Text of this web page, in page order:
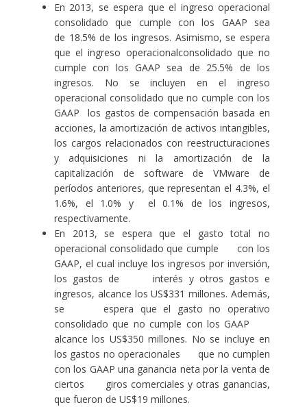
En 2013, se espera que el ingreso operacional
consolidado que cumple con los GAAP sea
de 18.5% de los ingresos. Asimismo, se espera
que el ingreso operacionalconsolidado que no
cumple con los GAAP sea de 25.5% de los
ingresos. No se incluyen en el ingreso
operacional consolidado que no cumple con los
GAAP los gastos de compensación basada en
acciones, la amortización de activos intangibles,
los cargos relacionados con reestructuraciones
y adquisiciones ni la amortización de la
capitalización de software de VMware de
períodos anteriores, que representan el 4.3%, el
1.6%, el 1.0% y el 0.1% de los ingresos,
respectivamente.
En 2013, se espera que el gasto total no
operacional consolidado que cumple con los
GAAP, el cual incluye los ingresos por inversión,
los gastos de interés y otros gastos e
ingresos, alcance los US$331 millones. Además,
se espera que el gasto no operativo
consolidado que no cumple con los GAAP
alcance los US$350 millones. No se incluye en
los gastos no operacionales que no cumplen
con los GAAP una ganancia neta por la venta de
ciertos giros comerciales y otras ganancias,
que fueron de US$19 millones.